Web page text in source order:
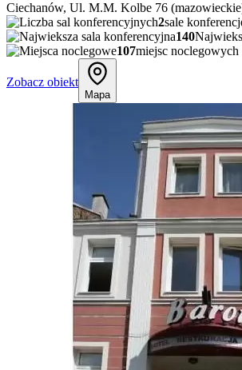
Ciechanów, Ul. M.M. Kolbe 76
2sale
140
107miejsc noclegowych
Zobacz obiekt
Mapa